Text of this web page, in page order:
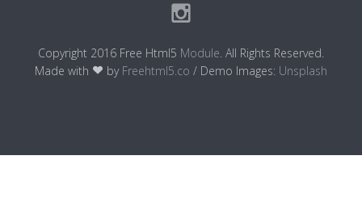
Copyright 2016 Free Html5 Module. All Rights Reserved.
Made with
by Freehtml5.co / Demo Images: Unsplash